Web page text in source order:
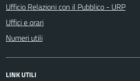
Ufficio Relazioni con il Pubblico - URP
Uffici e orari
Numeri utili
LINK UTILI